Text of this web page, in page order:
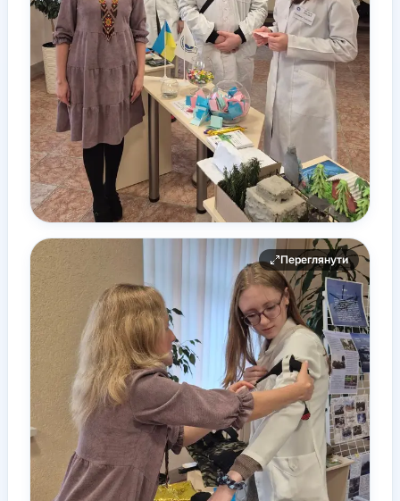
Переглянути